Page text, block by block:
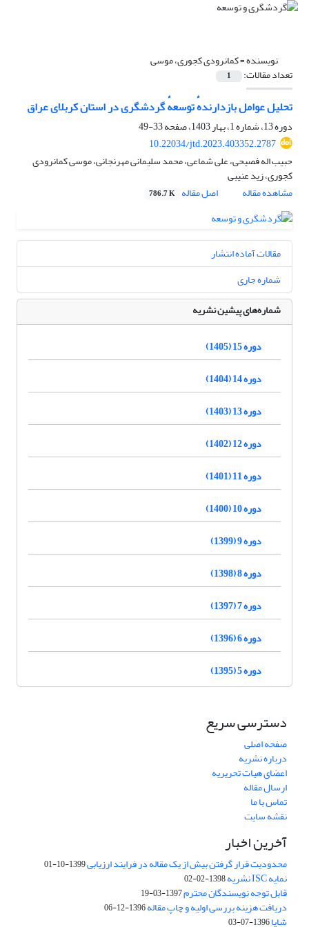
نویسنده =کمانرودی کجوری، موسی
تعداد مقالات: 1
تحلیل عوامل بازدارندهٔ توسعهٔ گردشگری در استان کربلای عراق
دوره 13، شماره 1، بهار 1403، صفحه
33-49
10.22034/jtd.2023.403352.2787
حبیب اله فصیحی، علی شماعی، محمد سلیمانی مهرنجانی، موسی کمانرودی
کجوری، زید عنیبی
مشاهده مقاله
اصل مقاله 786.7 K
مقالات آماده انتشار
شماره جاری
شماره‌های پیشین نشریه
دوره 15 (1405)
دوره 14 (1404)
دوره 13 (1403)
دوره 12 (1402)
دوره 11 (1401)
دوره 10 (1400)
دوره 9 (1399)
دوره 8 (1398)
دوره 7 (1397)
دوره 6 (1396)
دوره 5 (1395)
دسترسی سریع
صفحه اصلی
درباره نشریه
اعضای هیات تحریریه
ارسال مقاله
تماس با ما
نقشه سایت
آخرین اخبار
محدودیت قرار گرفتن بیش از یک مقاله در فرایند ارزیابی1399-10-01
نمایه ISC نشریه 1398-02-02
قابل توجه نویسندگان محترم1397-03-19
دریافت هزینه بررسی اولیه و چاپ مقاله1396-12-06
شاپا1396-07-03